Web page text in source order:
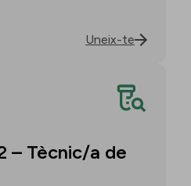
Uneix-te
– Tècnic/a de